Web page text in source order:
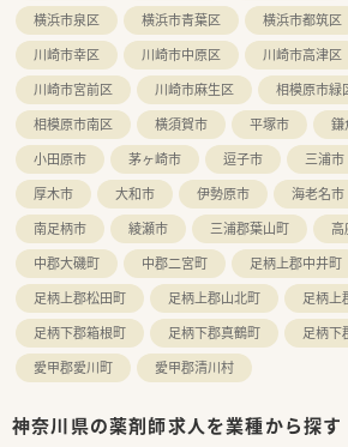
横浜市泉区
横浜市青葉区 横浜市都筑区
川崎市幸区
川崎市中原区 川崎市高津区
川崎市宮前区
川崎市麻生区 相模原市緑
相模原市南区
横須賀市 平塚市 鎌
小田原市
茅ヶ崎市 逗子市 三浦市
厚木市
大和市 伊勢原市 海老名市
南足柄市
綾瀬市 三浦郡葉山町
高
中郡大磯町
中郡二宮町 足柄上郡中井町
足柄上郡松田町
足柄上郡山北町
足柄上
足柄下郡箱根町
足柄下郡真鶴町
足柄下
愛甲郡愛川町
愛甲郡清川村
神奈川県の薬剤師求人を業種から探す